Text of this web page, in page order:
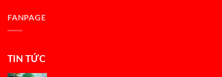
FANPAGE
TIN TỨC